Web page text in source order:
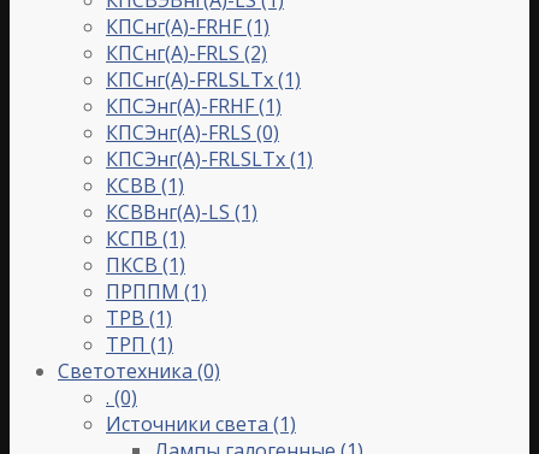
КПСнг(A)-FRHF(1)
КПСнг(A)-FRLS (2)
КПСнг(A)-FRLSLTx(1)
КПСЭнг(A)-FRHF(1)
КПСЭнг(A)-FRLS (0)
КПСЭнг(А)-FRLSLTx(1)
КСВВ (1)
КСВВнг(A)-LS (1)
КСПВ (1)
ПКСВ (1)
ПРППМ (1)
ТРВ (1)
ТРП (1)
Светотехника (0)
. (0)
Источники света (1)